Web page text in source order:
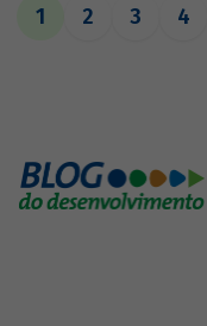
do investi­mento
1 2 3 4